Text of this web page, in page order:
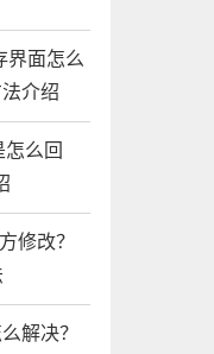
界面怎么
介绍
怎么回
修改？
解决？